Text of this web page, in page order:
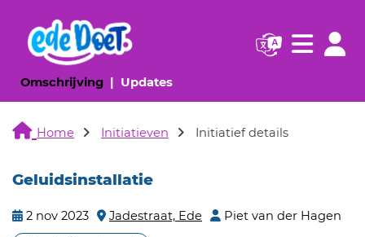
Omschrijving(huidige pagina)
Updates(huidige pagina)
Navigatie
Home Initiatieven Initiatief details
Geluidsinstallatie
2 nov 2023 Jadestraat, Ede
Piet van der Hagen